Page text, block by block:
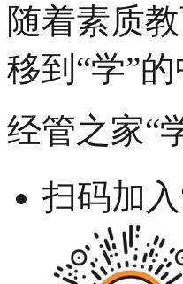
随着素质
移到“学”
经管之家“
扫码加